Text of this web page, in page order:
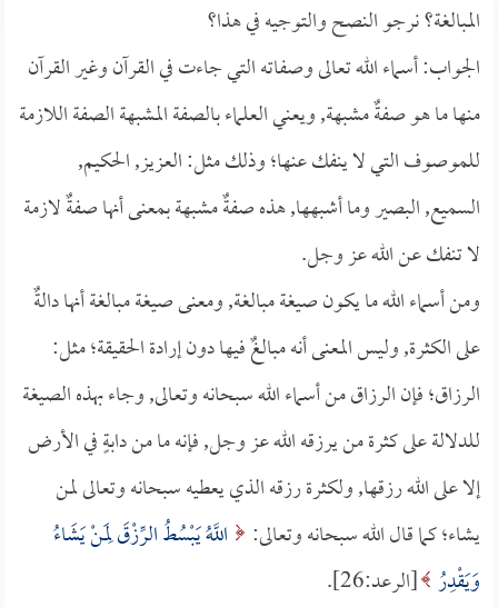
المبالغة؟ نرجو النصح والتوجيه في هذا؟
الجواب: أسماء الله تعالى وصفاته التي جاءت في القرآن وغير القرآن
منها ما هو صفةٌ مشبهة, ويعني العلماء بالصفة المشبهة الصفة اللازمة
للموصوف التي لا ينفك عنها؛ وذلك مثل: العزيز, الحكيم,
السميع, البصير وما أشبهها, هذه صفةٌ مشبهة بمعنى أنها صفةٌ لازمة
لا تنفك عن الله عز وجل.
ومن أسماء الله ما يكون صيغة مبالغة, ومعنى صيغة مبالغة أنها دالةٌ
على الكثرة, وليس المعنى أنه مبالغٌ فيها دون إرادة الحقيقة؛ مثل:
الرزاق؛ فإن الرزاق من أسماء الله سبحانه وتعالى, وجاء بهذه الصيغة
للدلالة على كثرة من يرزقه الله عز وجل, فإنه ما من دابةٍ في الأرض
إلا على الله رزقها, ولكثرة رزقه الذي يعطيه سبحانه وتعالى لمن
يشاء؛ كما قال الله سبحانه وتعالى:
اللَّهُ يَبْسُطُ الرِّزْقَ لِمَنْ يَشَاءُ
وَيَقْدِرُ [الرعد:26].